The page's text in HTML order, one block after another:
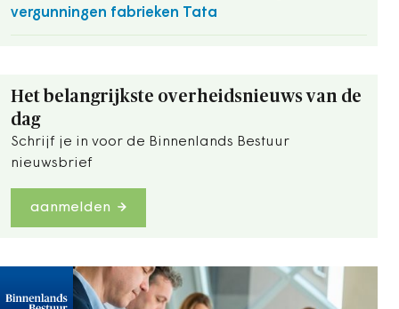
vergunningen fabrieken Tata
Het belangrijkste overheidsnieuws van de
dag
Schrijf je in voor de Binnenlands Bestuur
nieuwsbrief
aanmelden